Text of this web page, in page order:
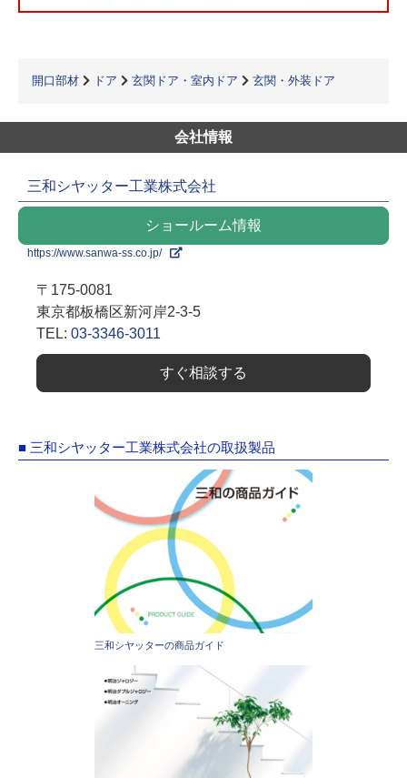
開口部材 ドア 玄関ドア・室内ドア 玄関・外装ドア
会社情報
三和シヤッター工業株式会社
ショールーム情報
https://www.sanwa-ss.co.jp/
〒175-0081
東京都板橋区新河岸2-3-5
TEL: 03-3346-3011
すぐ相談する
■ 三和シヤッター工業株式会社の取扱製品
三和シヤッターの商品ガイド